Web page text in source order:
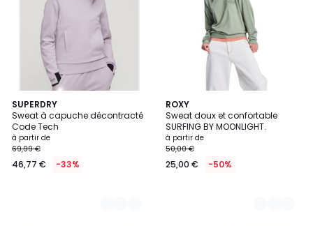
SUPERDRY
Sweat à capuche décontracté
Code Tech
à partir de
69,99 €
46,77 € -33%
2
Couleurs
ROXY
Sweat doux et confortable
SURFING BY MOONLIGHT.
à partir de
50,00 €
25,00 € -50%
5
Couleurs